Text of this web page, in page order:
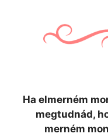
Ha elmerném
megtudnád,
merném